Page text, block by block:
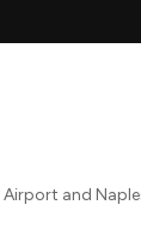
and